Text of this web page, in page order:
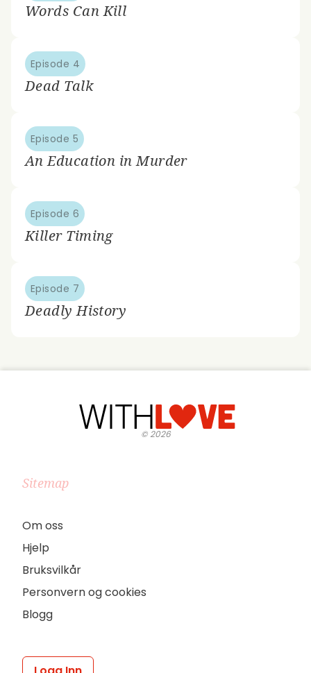
Words Can Kill
Episode 4
Dead Talk
Episode 5
An Education in Murder
Episode 6
Killer Timing
Episode 7
Deadly History
©2026
Sitemap
Om oss
Hjelp
Bruksvilkår
Personvern og cookies
Blogg